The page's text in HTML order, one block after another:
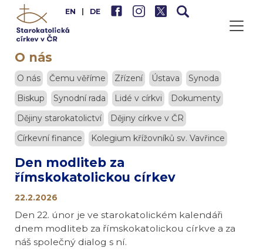
EN DE
O nás
O nás Čemu věříme Zřízení Ústava
Synoda
Biskup
Synodní rada Lidé v církvi
Dokumenty
Dějiny starokatolictví
Dějiny církve v ČR
Církevní finance
Kolegium křížovníků sv. Vavřince
Den modliteb za
římskokatolickou církev
22.2.2026
Den 22. únor je ve starokatolickém kalendáři
dnem modliteb za římskokatolickou církve a za
náš společný dialog s ní.